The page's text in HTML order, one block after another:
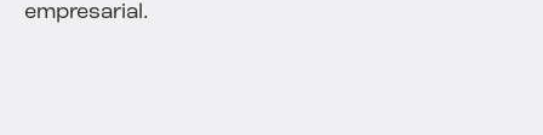
empresarial.